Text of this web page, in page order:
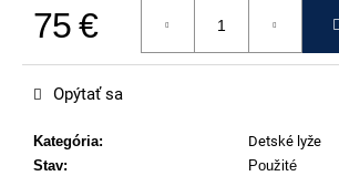
75 €
Jednotková cena:
Kategória:
Detské lyže
Stav: Použité
Opýtať sa
ATOMIC
REDSTER
J2(SPORT
EDITION)